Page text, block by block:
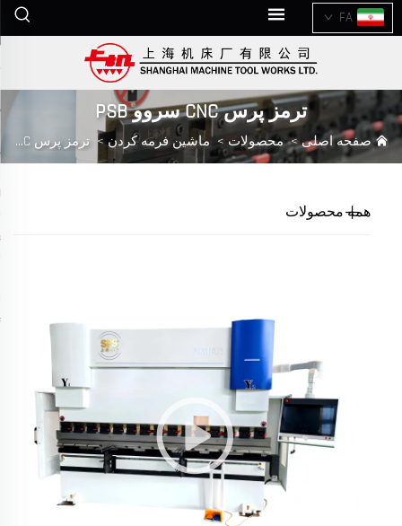
FA
ترمز پرس CNC سروو PSB
صفحه اصلی>محصولات >ماشین فرمه کردن> ترمز پرس CNC سروو PSB
همه محصولات